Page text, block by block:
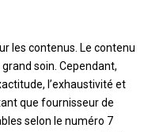
les contenus. Le contenu
soin. Cependant,
l’exhaustivité et
que fournisseur de
selon le numéro 7